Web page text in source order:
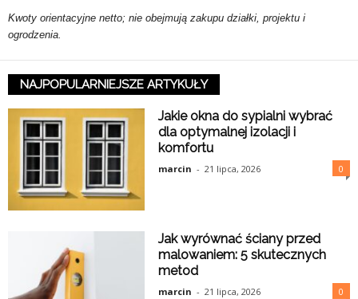
Kwoty orientacyjne netto; nie obejmują zakupu działki, projektu i
ogrodzenia.
NAJPOPULARNIEJSZE ARTYKUŁY
Jakie okna do sypialni wybrać
dla optymalnej izolacji i
komfortu
marcin - 21 lipca, 2026 0
Jak wyrównać ściany przed
malowaniem: 5 skutecznych
metod
marcin - 21 lipca, 2026 0